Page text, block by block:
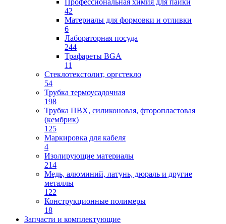
42
Материалы для формовки и отливки
6
Лабораторная посуда
244
Трафареты BGA
11
Стеклотекстолит, оргстекло
54
Трубка термоусадочная
198
Трубка ПВХ, силиконовая, фторопластовая
(кембрик)
125
Маркировка для кабеля
4
Изолирующие материалы
214
Медь, алюминий, латунь, дюраль и другие
металлы
122
Конструкционные полимеры
18
Запчасти и комплектующие